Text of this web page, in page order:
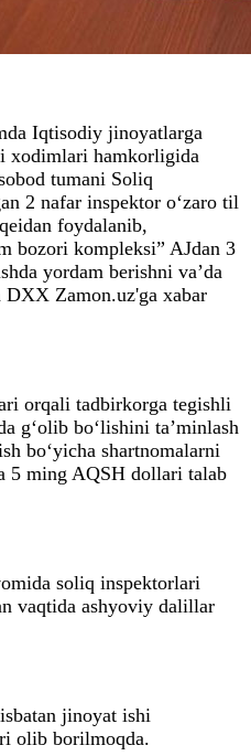
Iqtisodiy jinoyatlarga
xodimlari hamkorligida
tumani Soliq
2 nafar inspektor o‘zaro til
foydalanib,
bozori kompleksi” AJdan 3
yordam berishni va’da
Zamon.uz'ga xabar
orqali tadbirkorga tegishli
g‘olib bo‘lishini ta’minlash
bo‘yicha shartnomalarni
5 ming AQSH dollari talab
soliq inspektorlari
vaqtida ashyoviy dalillar
jinoyat ishi
olib borilmoqda.